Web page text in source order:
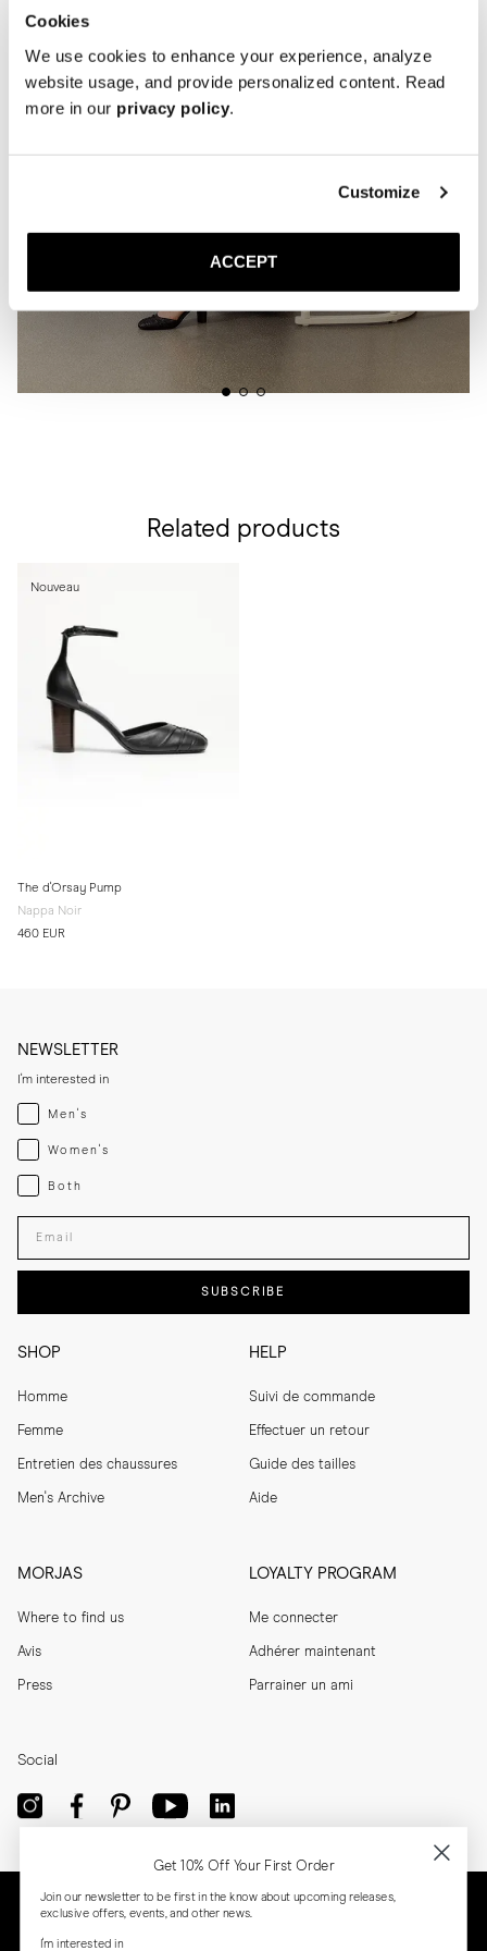
Cookies
We use cookies to enhance your experience, analyze
website usage, and provide personalized content. Read
more in our privacy policy.
Customize
ACCEPT
Related products
Nouveau
The d'Orsay Pump
Nappa Noir
460 EUR
SHOP
Homme
Femme
Entretien des chaussures
Men's Archive
HELP
Suivi de commande
Effectuer un retour
Guide des tailles
Aide
MORJAS
Where to find us
Avis
Press
LOYALTY PROGRAM
Me connecter
Adhérer maintenant
Parrainer un ami
NEWSLETTER
I'm interested in
Menswear
Men's
Womenswear
Women's
Both
Both
Enter your email adress
SUBSCRIBE
Social
Get 10% Off Your First Order
Join our newsletter to be first in the know about upcoming releases,
exclusive offers, events, and other news.
I'm interested in